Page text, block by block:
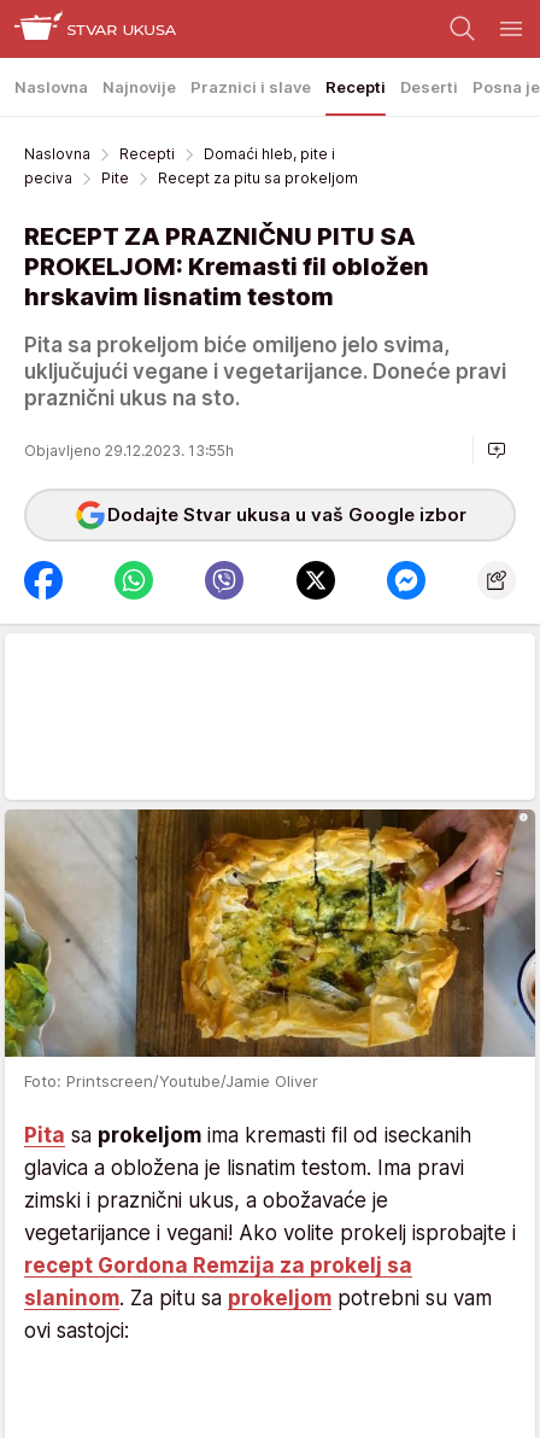
Naslovna Najnovije Praznici i slave Recepti Deserti Posna
Naslovna Recepti
Domaći hleb, pite i
peciva
Pite Recept za pitu sa prokeljom
RECEPT ZA PRAZNIČNU PITU SA
PROKELJOM: Kremasti fil obložen
hrskavim lisnatim testom
Pita sa prokeljom biće omiljeno jelo svima,
uključujući vegane i vegetarijance. Doneće pravi
praznični ukus na sto.
Objavljeno 29.12.2023. 13:55h
Dodajte Stvar ukusa u vaš Google izbor
Foto: Printscreen/Youtube/Jamie Oliver
Pita sa prokeljom ima kremasti fil od iseckanih
glavica a obložena je lisnatim testom. Ima pravi
zimski i praznični ukus, a obožavaće je
vegetarijance i vegani! Ako volite prokelj isprobajte i
recept Gordona Remzija za prokelj sa
slaninom. Za pitu sa prokeljom potrebni su vam
ovi sastojci: